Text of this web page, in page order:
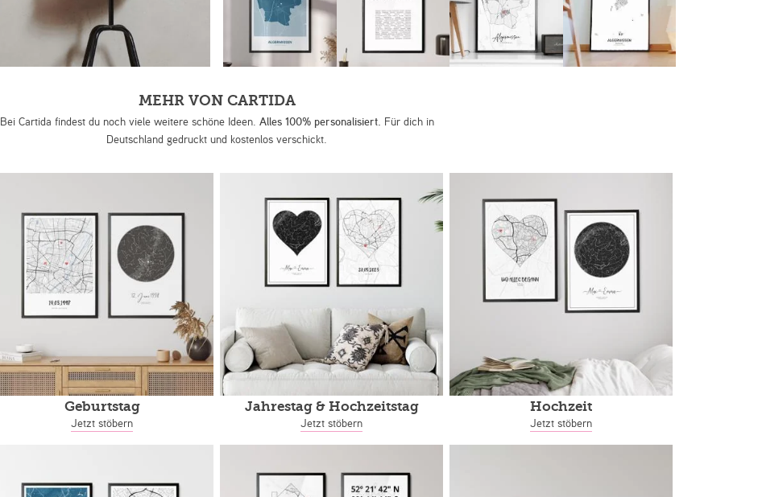
MEHR VON CARTIDA
Bei Cartida findest du noch viele weitere schöne Ideen. Alles 100% personalisiert. Für dich in
Deutschland gedruckt und kostenlos verschickt.
Geburtstag
Jetzt stöbern
Jahrestag& Hochzeitstag
Jetzt stöbern
Hochzeit
Jetzt stöbern